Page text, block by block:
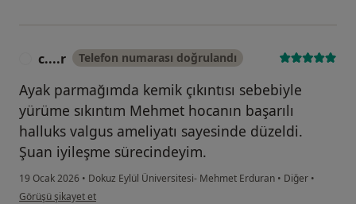
c....r Telefon numarası doğrulandı
Ayak parmağımda kemik çıkıntısı sebebiyle
yürüme sıkıntım Mehmet hocanın başarılı
halluks valgus ameliyatı sayesinde düzeldi.
Şuan iyileşme sürecindeyim.
19 Ocak 2026 • Dokuz Eylül Üniversitesi- Mehmet Erduran • Diğer •
kullanıcının görüşüne göre c....r
Görüşü şikayet et